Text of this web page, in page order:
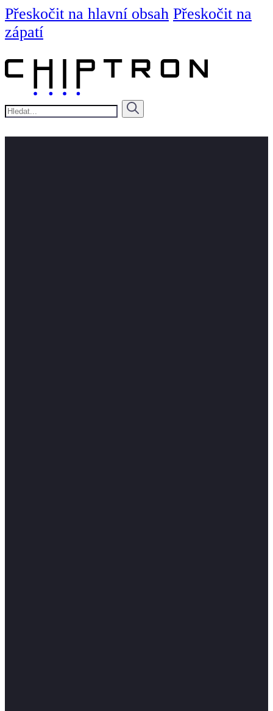
Přeskočit na hlavní obsah Přeskočit na
zápatí
Hledat